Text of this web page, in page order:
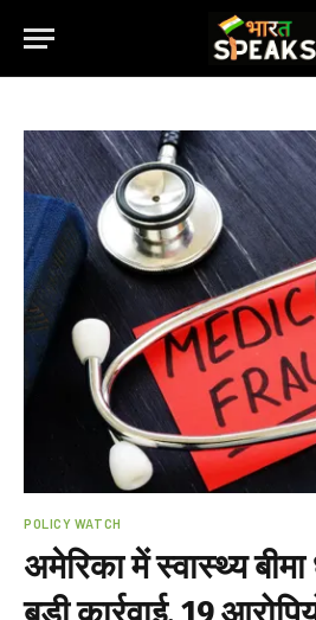
POLICY WATCH
अमेरिका में स्वास्थ्य